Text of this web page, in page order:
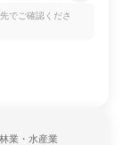
でご確認くださ
業・水産業